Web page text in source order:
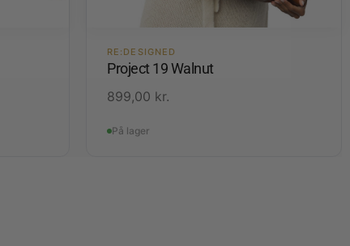
RE:DESIGNED
Project 19 Walnut
899,00 kr.
På lager